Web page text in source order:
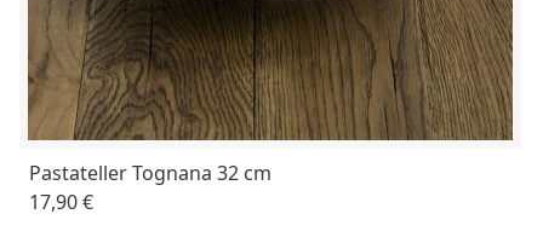
Pastateller Tognana 32 cm
17,90 €